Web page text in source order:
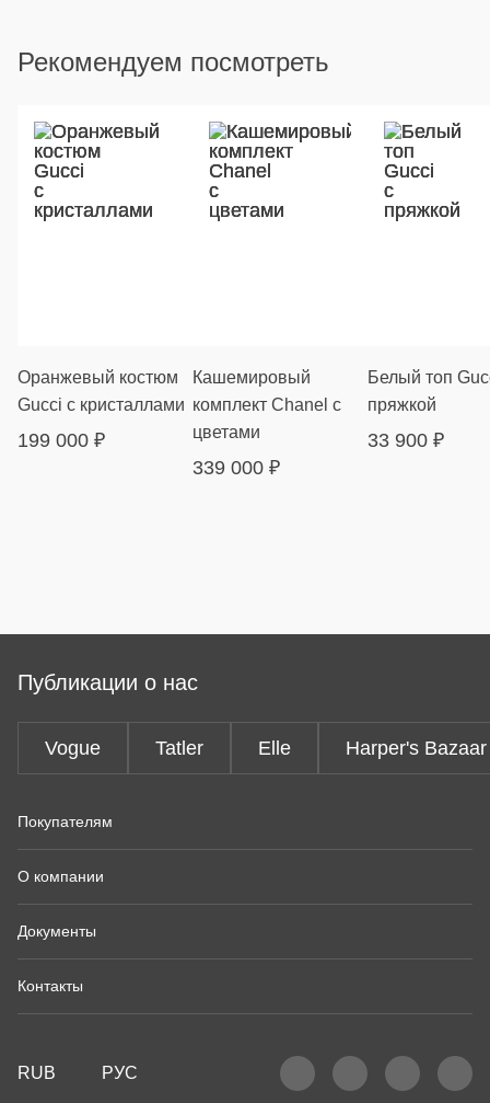
Рекомендуем посмотреть
Оранжевый костюм
Gucci с кристаллами
199 000 ₽
Кашемировый
комплект Chanel с
цветами
339 000 ₽
Белый топ
пряжкой
33 900 ₽
Публикации о нас
Vogue Tatler Elle Harper's Bazaar
Покупателям
О компании
Документы
Контакты
RUB РУС